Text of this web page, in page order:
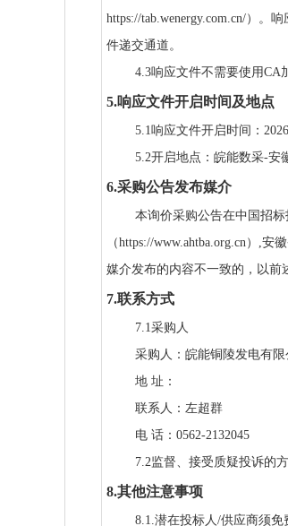
https://tab.wenergy.com.cn/）。
件递交通道。
4.3响应文件不需要使用CA
5.响应文件开启时间及地点
5.1响应文件开启时间：
5.2开启地点：皖能数采-安
6.采购公告发布媒介
本询价采购公告在中国招标
（https://www.ahtba.org.cn）,
媒介发布的内容不一致的，以前
7.联系方式
7.1采购人
采购人：皖能铜陵发电有限
地 址：
联系人：左超群
电 话：0562-2132045
7.2监督、接受质疑投诉的方
8.其他注意事项
8.1.潜在投标人/供应商须免